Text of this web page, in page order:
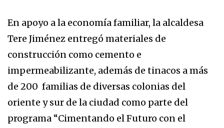
En apoyo a la economía familiar, la alcaldesa
Tere Jiménez entregó materiales de
construcción como cemento e
impermeabilizante, además de tinacos a más
de 200 familias de diversas colonias del
oriente y sur de la ciudad como parte del
programa “Cimentando el Futuro con el